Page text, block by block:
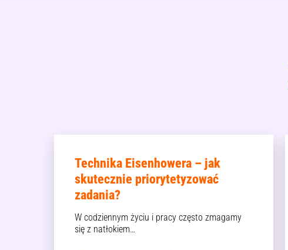
Technika Eisenhowera – jak
skutecznie priorytetyzować
zadania?
W codziennym życiu i pracy często zmagamy
się z natłokiem…